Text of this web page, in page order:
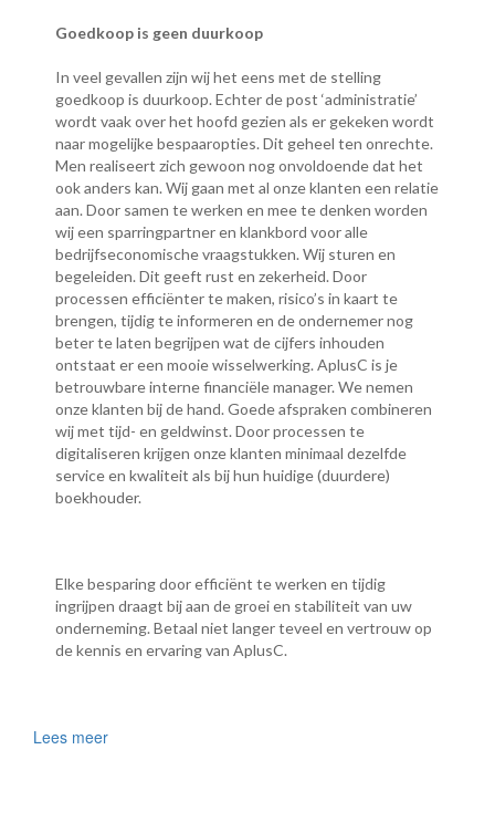
Goedkoop is geen duurkoop
In veel gevallen zijn wij het eens met de stelling
goedkoop is duurkoop. Echter de post ‘administratie’
wordt vaak over het hoofd gezien als er gekeken wordt
naar mogelijke bespaaropties. Dit geheel ten onrechte.
Men realiseert zich gewoon nog onvoldoende dat het
ook anders kan. Wij gaan met al onze klanten een relatie
aan. Door samen te werken en mee te denken worden
wij een sparringpartner en klankbord voor alle
bedrijfseconomische vraagstukken. Wij sturen en
begeleiden. Dit geeft rust en zekerheid. Door
processen efficiënter te maken, risico’s in kaart te
brengen, tijdig te informeren en de ondernemer nog
beter te laten begrijpen wat de cijfers inhouden
ontstaat er een mooie wisselwerking. AplusC is je
betrouwbare interne financiële manager. We nemen
onze klanten bij de hand. Goede afspraken combineren
wij met tijd- en geldwinst. Door processen te
digitaliseren krijgen onze klanten minimaal dezelfde
service en kwaliteit als bij hun huidige (duurdere)
boekhouder.
Elke besparing door efficiënt te werken en tijdig
ingrijpen draagt bij aan de groei en stabiliteit van uw
onderneming. Betaal niet langer teveel en vertrouw op
de kennis en ervaring van AplusC.
Lees meer